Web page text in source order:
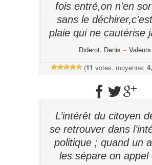
fois entré,on n'en
sans le
plaie qui ne cautérise
Diderot, Denis − Valeurs
(11 votes, moyenne:
L’intérêt du citoyen
se retrouver dans
politique ; quand un
les sépare on appel